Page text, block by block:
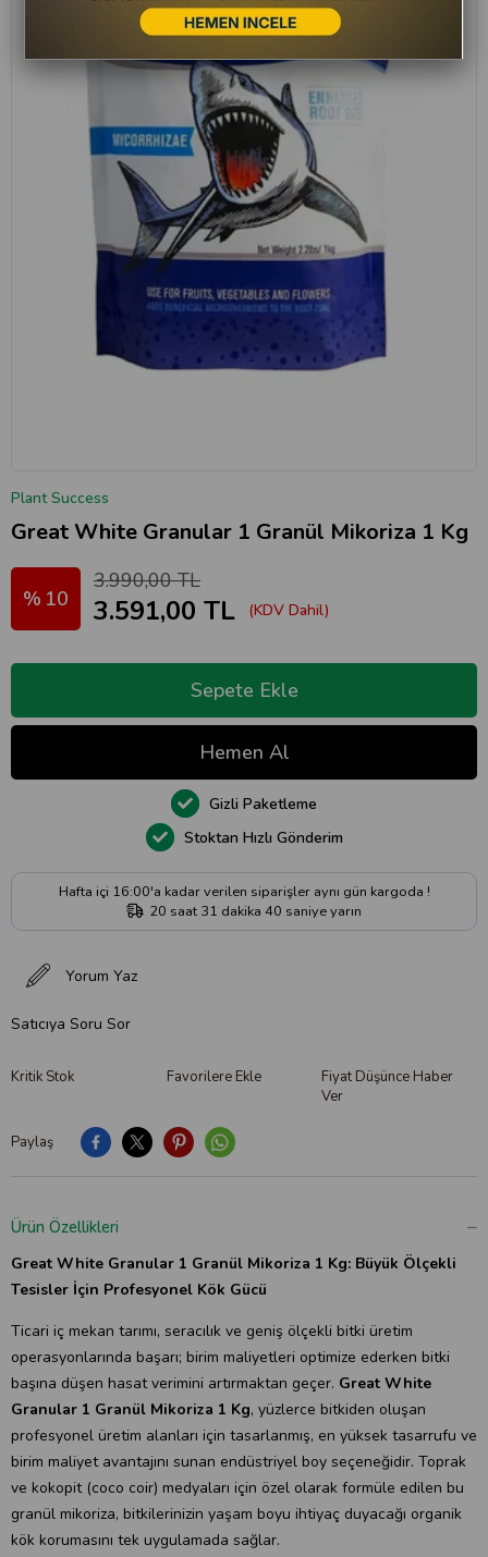
Plant Success
Great White Granular 1 Granül Mikoriza 1 Kg
10
3.990,00 TL
3.591,00 TL (KDV Dahil)
Paylaş
Kritik Stok Favorilere Ekle
Fiyat Düşünce Haber
Ver
Yorum Yaz
Satıcıya Soru Sor
Hafta içi 16:00'a kadar verilen siparişler aynı gün kargoda !
20 saat 31 dakika 39 saniyeyarın
Stoktan Hızlı Gönderim
Gizli Paketleme
Ürün Özellikleri
Great White Granular 1 Granül Mikoriza 1 Kg: Büyük Ölçekli
Tesisler İçin Profesyonel Kök Gücü
Ticari iç mekan tarımı, seracılık ve geniş ölçekli bitki üretim
operasyonlarında başarı; birim maliyetleri optimize ederken bitki
başına düşen hasat verimini artırmaktan geçer. Great White
Granular 1 Granül Mikoriza 1 Kg, yüzlerce bitkiden oluşan
profesyonel üretim alanları için tasarlanmış, en yüksek tasarrufu ve
birim maliyet avantajını sunan endüstriyel boy seçeneğidir. Toprak
ve kokopit (coco coir) medyaları için özel olarak formüle edilen bu
granül mikoriza, bitkilerinizin yaşam boyu ihtiyaç duyacağı organik
kök korumasını tek uygulamada sağlar.